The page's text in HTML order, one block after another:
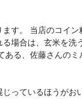
す。 当店のコイ
場合は、玄米を洗
る、佐藤さんのミ
っているほうがお